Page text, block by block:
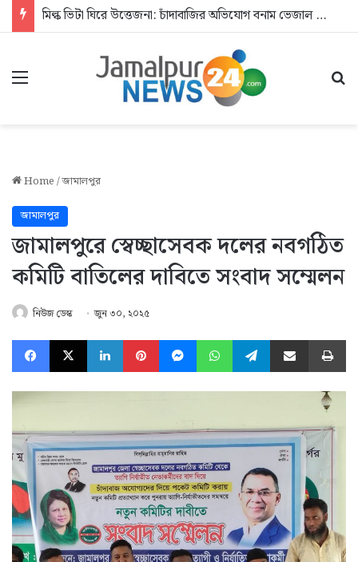
মিল্ক ভিটা ঘিরে উত্তেজনা: চাঁদাবাজির অভিযোগ বনাম ভেজাল দুধের জিডি
Menu
Home/জামালপুর
জামালপুর
জামালপুরে স্বেচ্ছাসেবক দলের নবগঠিত
কমিটি বাতিলের দাবিতে সংবাদ সম্মেলন
নিউজ ডেস্ক জুন ৩০, ২০২৫
Facebook
X LinkedInPinterestMessengerWhatsAppTelegramShare via Email